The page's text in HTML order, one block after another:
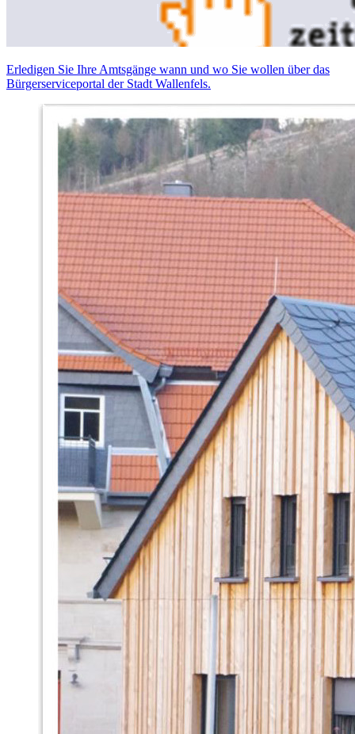
Erledigen Sie Ihre Amtsgänge wann und wo Sie wollen über das
Bürgerserviceportal der Stadt Wallenfels.